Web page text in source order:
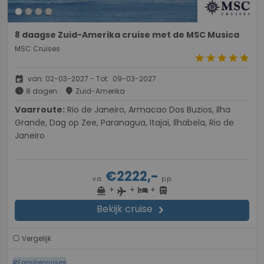
8 daagse Zuid-Amerika cruise met de MSC Musica
MSC Cruises
starstarstarstarstar
event van: 02-03-2027 - Tot: 09-03-2027
schedule 8 dagen place Zuid-Amerika
Vaarroute:
Grande, Dag op Zee, Paranagua, Itajai, Ilhabela, Rio de
Janeiro
v.a.€2222,- p.p.
directions_boat + flight + hotel+ directions_bus
Bekijk cruise chevron_right
Vergelijk
#Familiecruises